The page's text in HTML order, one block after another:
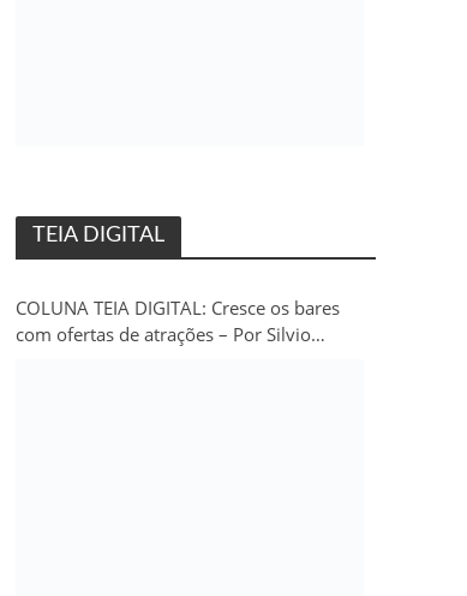
TEIA DIGITAL
COLUNA TEIA DIGITAL: Cresce os bares
com ofertas de atrações – Por Silvio